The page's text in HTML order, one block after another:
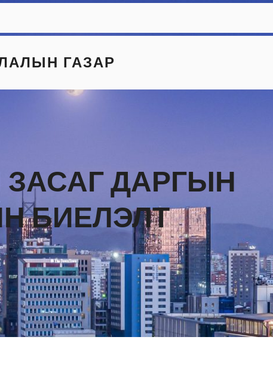
ГАЗАР
ДАРГЫН
БИЕЛЭЛТ